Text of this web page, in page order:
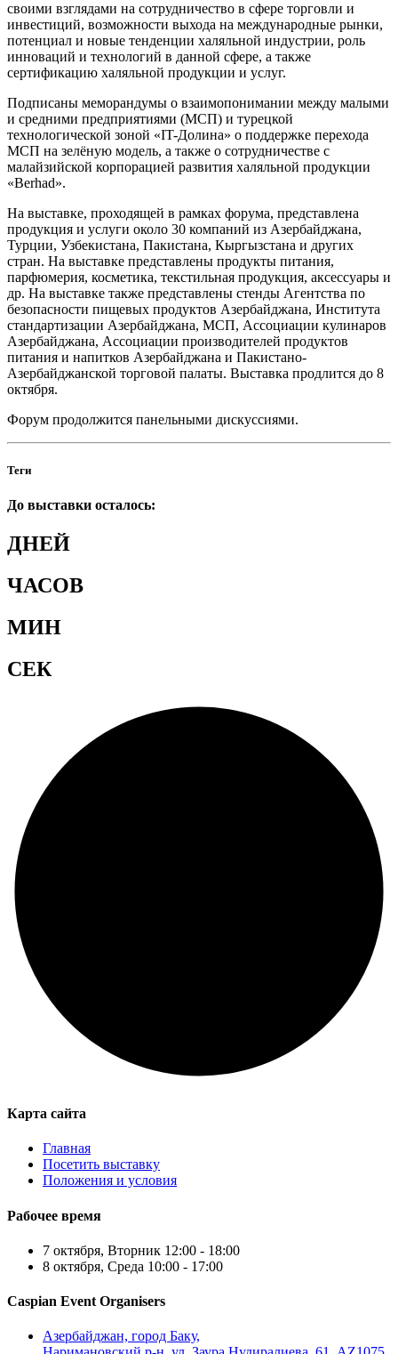
своими взглядами на сотрудничество в сфере торговли и
инвестиций, возможности выхода на международные рынки,
потенциал и новые тенденции халяльной индустрии, роль
инноваций и технологий в данной сфере, а также
сертификацию халяльной продукции и услуг.
Подписаны меморандумы о взаимопонимании между малыми
и средними предприятиями (МСП) и турецкой
технологической зоной «IT-Долина» о поддержке перехода
МСП на зелёную модель, а также о сотрудничестве с
малайзийской корпорацией развития халяльной продукции
«Berhad».
На выставке, проходящей в рамках форума, представлена
продукция и услуги около 30 компаний из Азербайджана,
Турции, Узбекистана, Пакистана, Кыргызстана и других
стран. На выставке представлены продукты питания,
парфюмерия, косметика, текстильная продукция, аксессуары и
др. На выставке также представлены стенды Агентства по
безопасности пищевых продуктов Азербайджана, Института
стандартизации Азербайджана, МСП, Ассоциации кулинаров
Азербайджана, Ассоциации производителей продуктов
питания и напитков Азербайджана и Пакистано-
Азербайджанской торговой палаты. Выставка продлится до 8
октября.
Форум продолжится панельными дискуссиями.
Теги
До выставки осталось:
ДНЕЙ
ЧАСОВ
МИН
СЕК
Карта сайта
Главная
Посетить выставку
Положения и условия
Рабочее время
7 октября, Вторник 12:00 - 18:00
8 октября, Среда 10:00 - 17:00
Caspian Event Organisers
Азербайджан, город Баку,